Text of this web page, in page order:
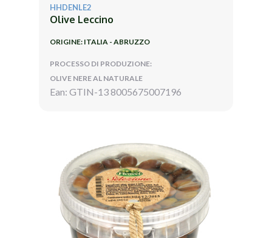
HHDENLE2
Olive Leccino
ORIGINE: ITALIA - ABRUZZO
PROCESSO DI PRODUZIONE:
OLIVE NERE AL NATURALE
Ean: GTIN-13 8005675007196